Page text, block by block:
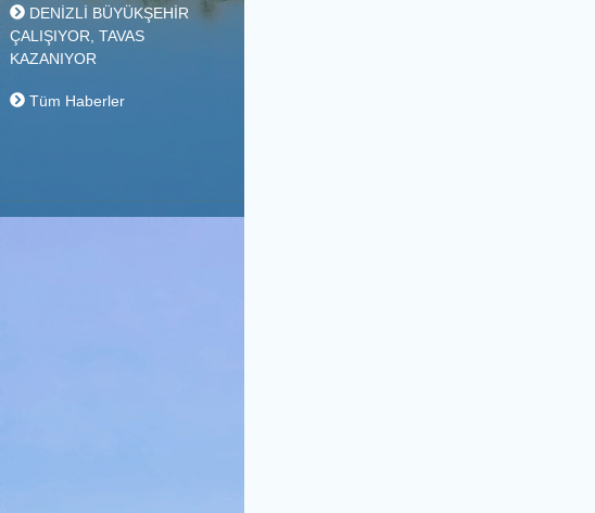
DENİZLİ BÜYÜKŞEHİR’DEN
ALTYAPI HAMLESİ
KAZANIYOR